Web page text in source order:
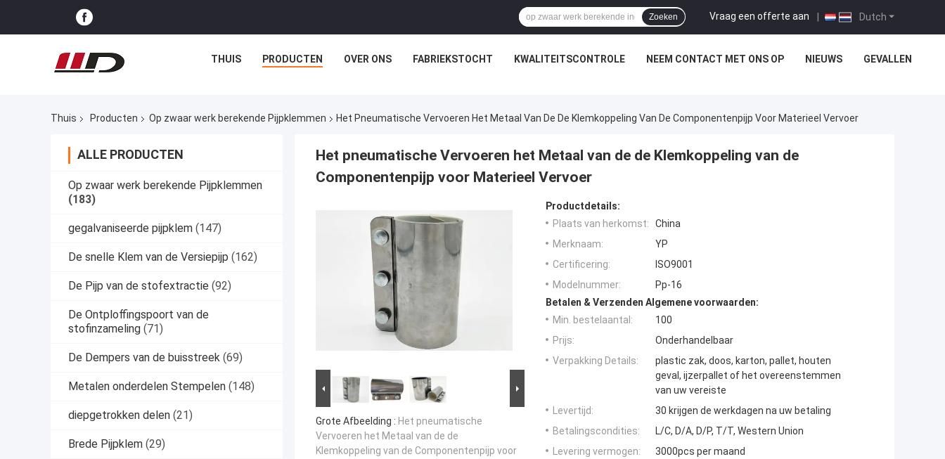
Dutch
Vraag een offerte aan |
Zoeken
THUIS PRODUCTEN OVER ONS FABRIEKSTOCHT KWALITEITSCONTROLE NEEM CONTACT MET ONS OP NIEUWS GEVALLEN
Thuis Producten Op zwaar werk berekende Pijpklemmen Het Pneumatische Vervoeren Het Metaal Van De De Klemkoppeling Van De Componentenpijp Voor Materieel Vervoer
ALLE PRODUCTEN
Op zwaar werk berekende Pijpklemmen
(183)
gegalvaniseerde pijpklem (147)
De snelle Klem van de Versiepijp (162)
De Pijp van de stofextractie (92)
De Ontploffingspoort van de
stofinzameling (71)
De Dempers van de buisstreek (69)
Metalen onderdelen Stempelen (148)
diepgetrokken delen (21)
Brede Pijpklem (29)
Het pneumatische Vervoeren het Metaal van de de Klemkoppeling van de
Componentenpijp voor Materieel Vervoer
Grote Afbeelding : Het pneumatische
Vervoeren het Metaal van de de
Klemkoppeling van de Componentenpijp voor
Productdetails:
Plaats van herkomst:
China
Merknaam:
YP
Certificering:
ISO9001
Modelnummer:
Pp-16
Betalen & Verzenden Algemene voorwaarden:
Min. bestelaantal:
100
Prijs:
Onderhandelbaar
Verpakking Details:
plastic zak, doos, karton, pallet, houten
geval, ijzerpallet of het overeenstemmen
van uw vereiste
Levertijd:
30 krijgen de werkdagen na uw betaling
Betalingscondities:
L/C, D/A, D/P, T/T, Western Union
Levering vermogen:
3000pcs per maand